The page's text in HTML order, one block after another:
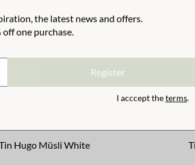
Hugo Müsli White
the latest news and offers.
one purchase.
Register
I acccept theterms.